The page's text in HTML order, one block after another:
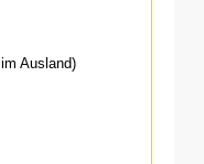
Ausland)